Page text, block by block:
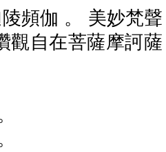
頻伽 。 美妙梵聲
觀自在菩薩摩訶薩